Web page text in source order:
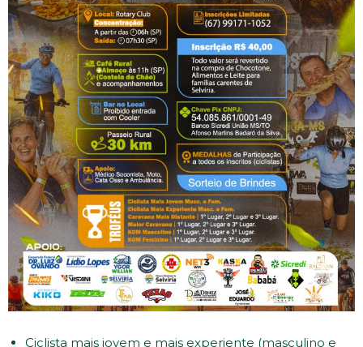
Ciclista mais jovem e mais experiente (masculino e